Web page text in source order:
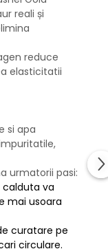
reali și
reduce
elasticitatii
si apa
urmatorii pasi:
va
mai usoara
curatare pe
circulare.